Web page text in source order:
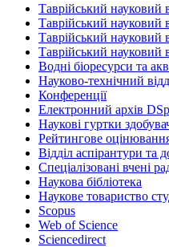
Таврійський науковий
Таврійський науковий
Таврійський науковий
Таврійський науковий
Водні біоресурси та
Науково-технічний
Конференції
Електронний архів
Наукові гуртки
Рейтингове оцінювання
Відділ аспірантури та
Спеціалізовані вчені
Наукова бібліотека
Наукове товариство
Scopus
Web of Science
Sciencedirect